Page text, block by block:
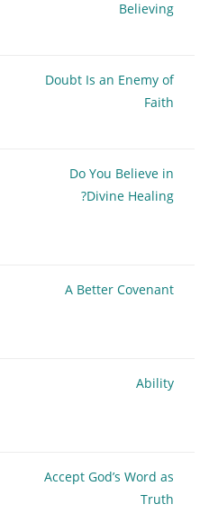
Believing
Doubt Is an Enemy of
Faith
Do You Believe in
Divine Healing?
A Better Covenant
Ability
Accept God’s Word as
Truth